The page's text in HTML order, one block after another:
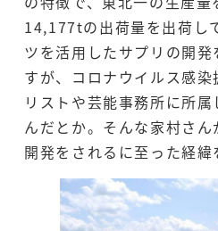
14,177tの出荷量を出荷し
ツを活用したサプリの開
すが、コロナウイルス感
リストや芸能事務所に所
んだとか。そんな家村さ
開発をされるに至った経緯